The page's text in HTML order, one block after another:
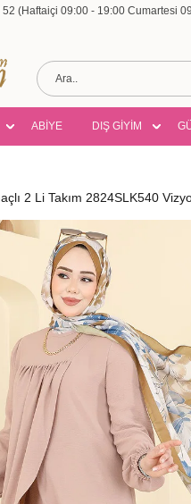
(Haftaiçi 09:00 - 19:00 Cumartesi
ABİYE DIŞ GİYİM
2 Li Takım 2824SLK540